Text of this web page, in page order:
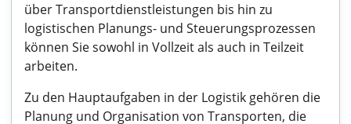
über Transportdienstleistungen bis hin zu
logistischen Planungs- und Steuerungsprozessen
können Sie sowohl in Vollzeit als auch in Teilzeit
arbeiten.
Zu den Hauptaufgaben in der Logistik gehören die
Planung und Organisation von Transporten, die